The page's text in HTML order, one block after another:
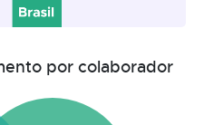
por colaborador